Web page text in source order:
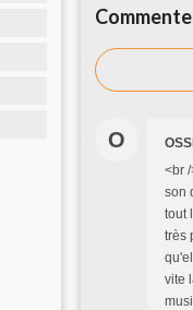
O
<br
son
tout
très
vite